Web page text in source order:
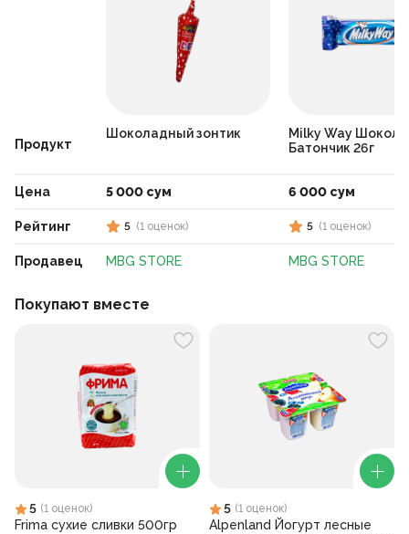
Продукт
Цена
Рейтинг
Продавец
Шоколадный зонтик
5 000 сум
5 (1 оценок)
MBG STORE
Milky Way
Батончик 26г
6 000 сум
5 (1 оценок)
MBG STORE
Покупают вместе
5 (1 оценок)
Frima сухие сливки 500гр
5 (1 оценок)
Alpenland Йогурт лесные